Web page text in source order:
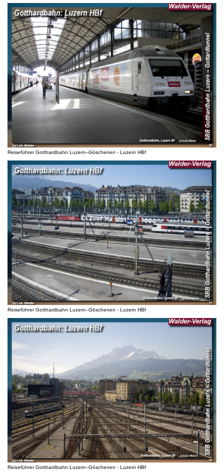
Reiseführer Gotthardbahn Luzern--Göschenen - Luzern HBf
Reiseführer Gotthardbahn Luzern--Göschenen - Luzern HBf
Reiseführer Gotthardbahn Luzern--Göschenen - Luzern HBf